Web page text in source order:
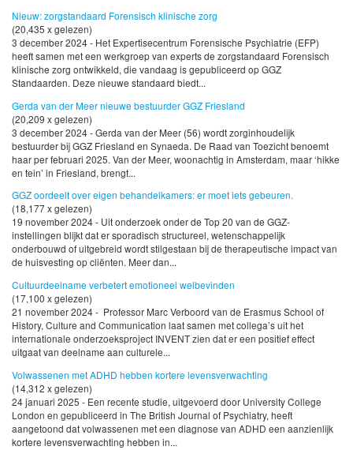
Nieuw: zorgstandaard Forensisch klinische zorg
(20,435 x gelezen)
3 december 2024 - Het Expertisecentrum Forensische Psychiatrie (EFP)
heeft samen met een werkgroep van experts de zorgstandaard Forensisch
klinische zorg ontwikkeld, die vandaag is gepubliceerd op GGZ
Standaarden. Deze nieuwe standaard biedt...
Gerda van der Meer nieuwe bestuurder GGZ Friesland
(20,209 x gelezen)
3 december 2024 - Gerda van der Meer (56) wordt zorginhoudelijk
bestuurder bij GGZ Friesland en Synaeda. De Raad van Toezicht benoemt
haar per februari 2025. Van der Meer, woonachtig in Amsterdam, maar ‘hikke
en tein’ in Friesland, brengt...
GGZ oordeelt over eigen behandelkamers: er moet iets gebeuren.
(18,177 x gelezen)
19 november 2024 - Uit onderzoek onder de Top 20 van de GGZ-
instellingen blijkt dat er sporadisch structureel, wetenschappelijk
onderbouwd of uitgebreid wordt stilgestaan bij de therapeutische impact van
de huisvesting op cliënten. Meer dan...
Cultuurdeelname verbetert emotioneel welbevinden
(17,100 x gelezen)
21 november 2024 - Professor Marc Verboord van de Erasmus School of
History, Culture and Communication laat samen met collega’s uit het
internationale onderzoeksproject INVENT zien dat er een positief effect
uitgaat van deelname aan culturele...
Volwassenen met ADHD hebben kortere levensverwachting
(14,312 x gelezen)
24 januari 2025 - Een recente studie, uitgevoerd door University College
London en gepubliceerd in The British Journal of Psychiatry, heeft
aangetoond dat volwassenen met een diagnose van ADHD een aanzienlijk
kortere levensverwachting hebben in...